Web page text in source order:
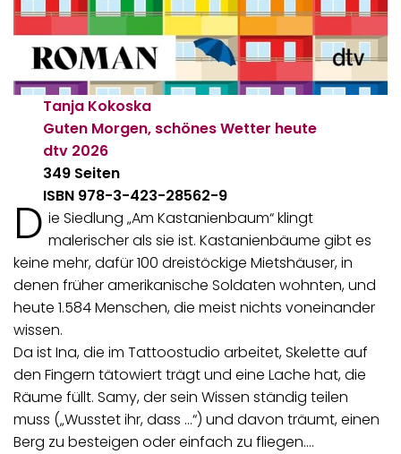
Tanja Kokoska
Guten Morgen, schönes Wetter heute
dtv 2026
349 Seiten
ISBN 978-3-423-28562-9
D ie Siedlung „Am Kastanienbaum“ klingt
malerischer als sie ist. Kastanienbäume gibt es
keine mehr, dafür 100 dreistöckige Mietshäuser, in
denen früher amerikanische Soldaten wohnten, und
heute 1.584 Menschen, die meist nichts voneinander
wissen.
Da ist Ina, die im Tattoostudio arbeitet, Skelette auf
den Fingern tätowiert trägt und eine Lache hat, die
Räume füllt. Samy, der sein Wissen ständig teilen
muss („Wusstet ihr, dass …“) und davon träumt, einen
Berg zu besteigen oder einfach zu fliegen.…